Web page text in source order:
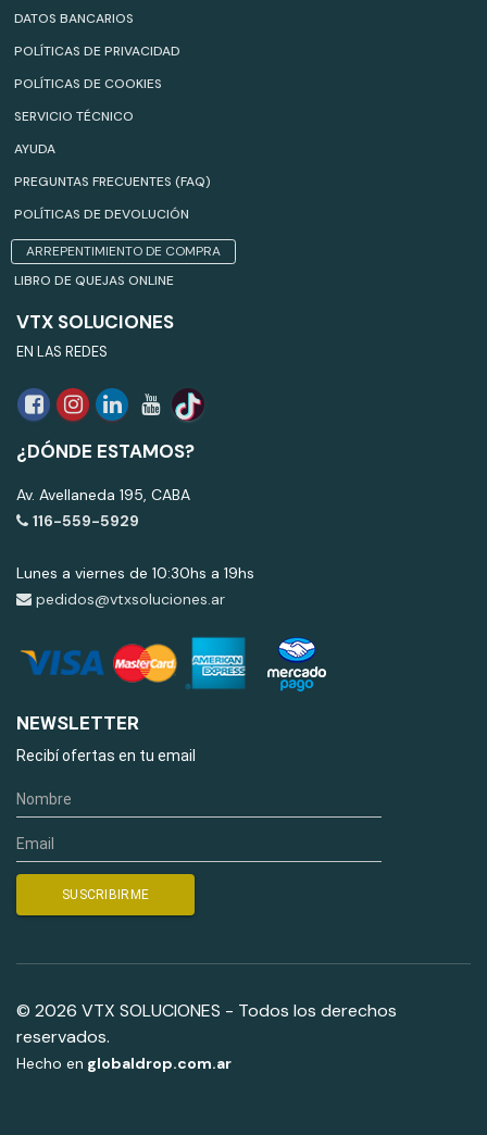
DATOS BANCARIOS
POLÍTICAS DE PRIVACIDAD
POLÍTICAS DE COOKIES
SERVICIO TÉCNICO
AYUDA
PREGUNTAS FRECUENTES (FAQ)
POLÍTICAS DE DEVOLUCIÓN
ARREPENTIMIENTO DE COMPRA
LIBRO DE QUEJAS ONLINE
VTX SOLUCIONES
EN LAS REDES
¿DÓNDE ESTAMOS?
Av. Avellaneda 195, CABA
116-559-5929
Lunes a viernes de 10:30hs a 19hs
pedidos@vtxsoluciones.ar
NEWSLETTER
Recibí ofertas en tu email
© 2026 VTX SOLUCIONES - Todos los derechos
reservados.
Hecho en globaldrop.com.ar